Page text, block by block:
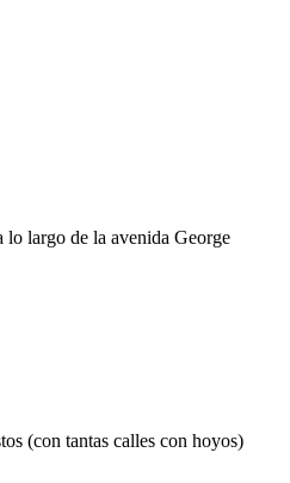
lo largo de la avenida George
(con tantas calles con hoyos)